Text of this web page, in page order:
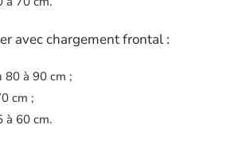
avec chargement frontal :
80 à 90 cm ;
cm ;
à 60 cm.